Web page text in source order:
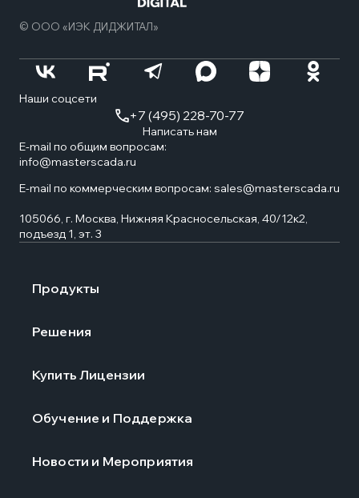
© ООО «ИЭК ДИДЖИТАЛ»
Продукты
Решения
Купить Лицензии
Обучение и Поддержка
Новости и Мероприятия
+7 (495) 228-70-77
Написать нам
Наши соцсети
E-mail по общим вопросам:
info@masterscada.ru
E-mail по коммерческим вопросам: sales@masterscada.ru
105066, г. Москва, Нижняя Красносельская, 40/12к2,
подъезд 1, эт. 3